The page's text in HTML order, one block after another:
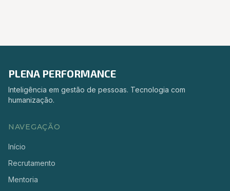
PLENA PERFORMANCE
Inteligência em gestão de pessoas. Tecnologia com
humanização.
NAVEGAÇÃO
Início
Recrutamento
Mentoria